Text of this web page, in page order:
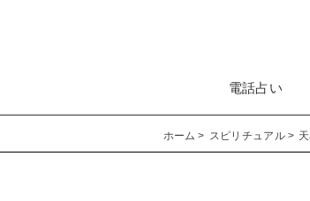
電話占い
ホーム スピリチュアル